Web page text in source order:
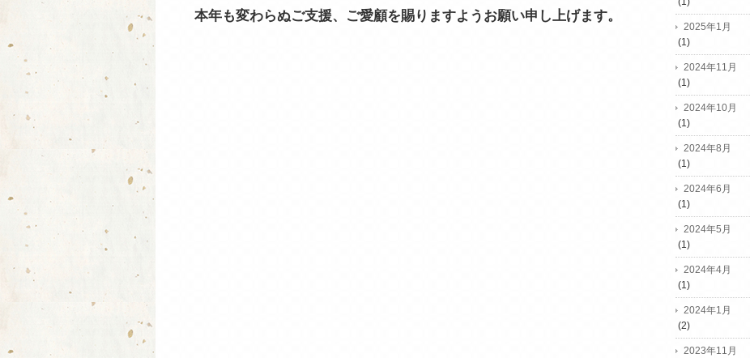
本年も変わらぬご支援、ご愛顧を賜りますようお願い申し上げます。
2025年1月
(1)
2024年11月
(1)
2024年10月
(1)
2024年8月
(1)
2024年6月
(1)
2024年5月
(1)
2024年4月
(1)
2024年1月
(2)
2023年11月